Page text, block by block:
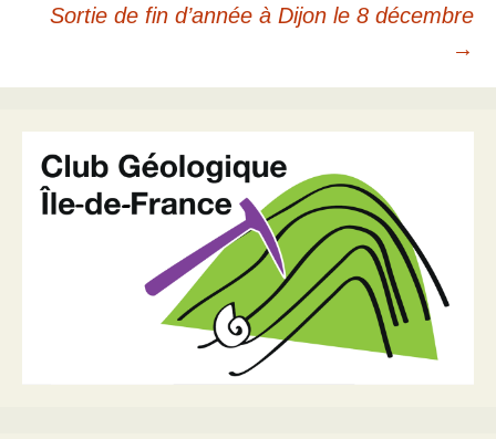
des
articles
Sortie de fin d’année à Dijon le 8 décembre
→